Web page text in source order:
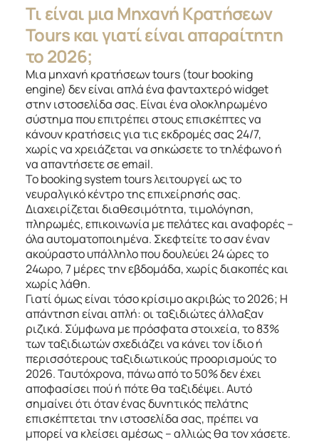
Τι είναι μια Μηχανή Κρατήσεων
Tours και γιατί είναι απαραίτητη
το 2026;
Μια μηχανή κρατήσεων tours (tour booking
engine) δεν είναι απλά ένα φανταχτερό widget
στην ιστοσελίδα σας. Είναι ένα ολοκληρωμένο
σύστημα που επιτρέπει στους επισκέπτες να
κάνουν κρατήσεις για τις εκδρομές σας 24/7,
χωρίς να χρειάζεται να σηκώσετε το τηλέφωνο ή
να απαντήσετε σε email.
Το booking system tours λειτουργεί ως το
νευραλγικό κέντρο της επιχείρησής σας.
Διαχειρίζεται διαθεσιμότητα, τιμολόγηση,
πληρωμές, επικοινωνία με πελάτες και αναφορές –
όλα αυτοματοποιημένα. Σκεφτείτε το σαν έναν
ακούραστο υπάλληλο που δουλεύει 24 ώρες το
24ωρο, 7 μέρες την εβδομάδα, χωρίς διακοπές και
χωρίς λάθη.
Γιατί όμως είναι τόσο κρίσιμο ακριβώς το 2026; Η
απάντηση είναι απλή: οι ταξιδιώτες άλλαξαν
ριζικά. Σύμφωνα με πρόσφατα στοιχεία, το 83%
των ταξιδιωτών σχεδιάζει να κάνει τον ίδιο ή
περισσότερους ταξιδιωτικούς προορισμούς το
2026. Ταυτόχρονα, πάνω από το 50% δεν έχει
αποφασίσει πού ή πότε θα ταξιδέψει. Αυτό
σημαίνει ότι όταν ένας δυνητικός πελάτης
επισκέπτεται την ιστοσελίδα σας, πρέπει να
μπορεί να κλείσει αμέσως – αλλιώς θα τον χάσετε.